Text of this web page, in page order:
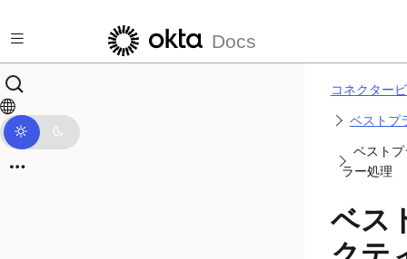
Docs
コネクター
ベストプ
ベスト
ラー処理
ベス